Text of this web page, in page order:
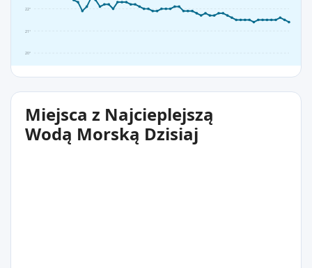
20°
21°
22°
Miejsca z Najcieplejszą
Wodą Morską Dzisiaj